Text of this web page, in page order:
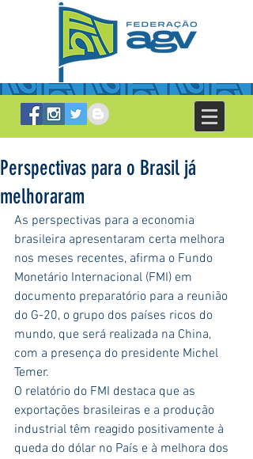
Perspectivas para o Brasil já
melhoraram
As perspectivas para a economia
brasileira apresentaram certa melhora
nos meses recentes, afirma o Fundo
Monetário Internacional (FMI) em
documento preparatório para a reunião
do G-20, o grupo dos países ricos do
mundo, que será realizada na China,
com a presença do presidente Michel
Temer.
O relatório do FMI destaca que as
exportações brasileiras e a produção
industrial têm reagido positivamente à
queda do dólar no País e à melhora dos